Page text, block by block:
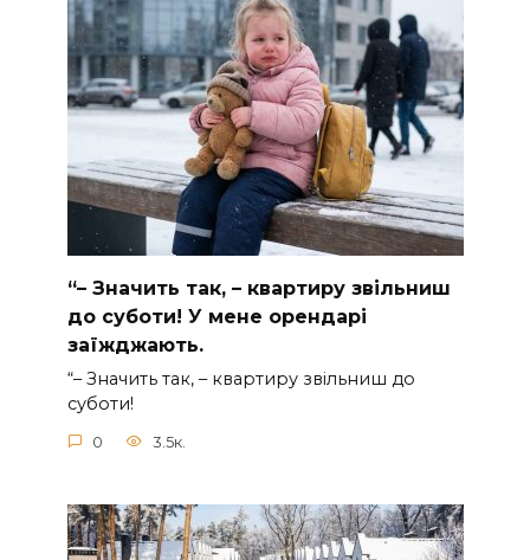
“– Значить так, – квартиру звільниш
до суботи! У мене орендарі
заїжджають.
“– Значить так, – квартиру звільниш до
суботи!
0 3.5к.